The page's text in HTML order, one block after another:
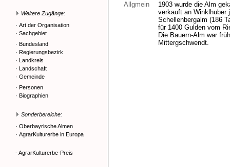
Weitere Zugänge:
· Art der Organisation
· Sachgebiet
· Bundesland
· Regierungsbezirk
· Landkreis
· Landschaft
· Gemeinde
· Personen
· Biographien
Sonderbereiche:
· Oberbayrische Almen
· AgrarKulturerbe in Europa
- AgrarKulturerbe-Preis
Allgmein
1903 wurde die Alm
verkauft an Winklhuber
Schellenbergalm (186
für 1400 Gulden vom
Die Bauern-Alm war
Mittergschwendt.